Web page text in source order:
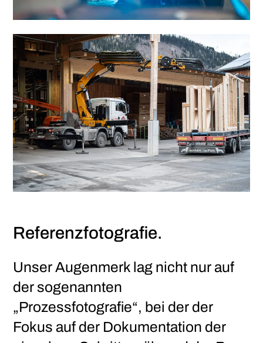
about
work
Referenzfotografie.
Unser Augenmerk lag nicht nur auf
der sogenannten
„Prozessfotografie“, bei der der
Fokus auf der Dokumentation der